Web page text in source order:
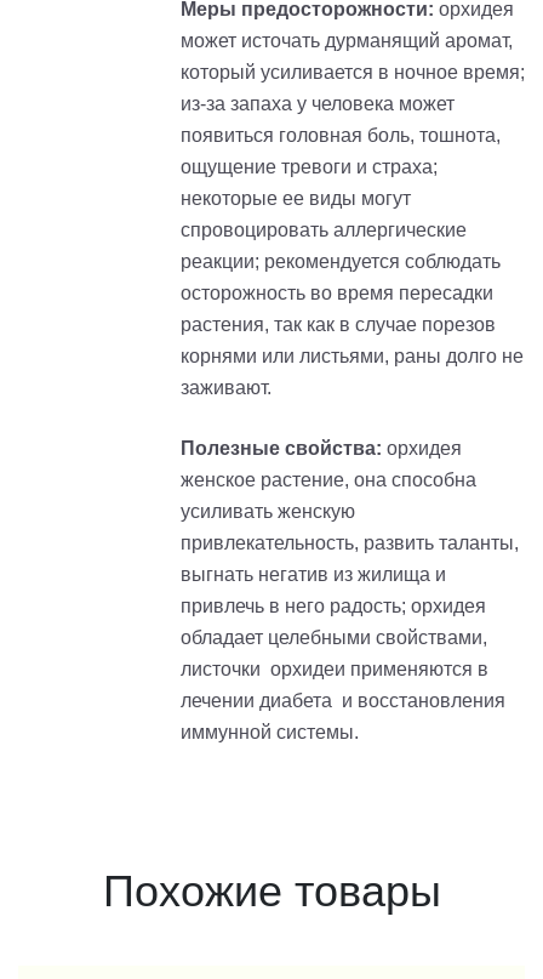
Меры предосторожности: орхидея
может источать дурманящий аромат,
который усиливается в ночное время;
из-за запаха у человека может
появиться головная боль, тошнота,
ощущение тревоги и страха;
некоторые ее виды могут
спровоцировать аллергические
реакции; рекомендуется соблюдать
осторожность во время пересадки
растения, так как в случае порезов
корнями или листьями, раны долго не
заживают.
Полезные свойства: орхидея
женское растение, она способна
усиливать женскую
привлекательность, развить таланты,
выгнать негатив из жилища и
привлечь в него радость; орхидея
обладает целебными свойствами,
листочки орхидеи применяются в
лечении диабета и восстановления
иммунной системы.
Похожие товары